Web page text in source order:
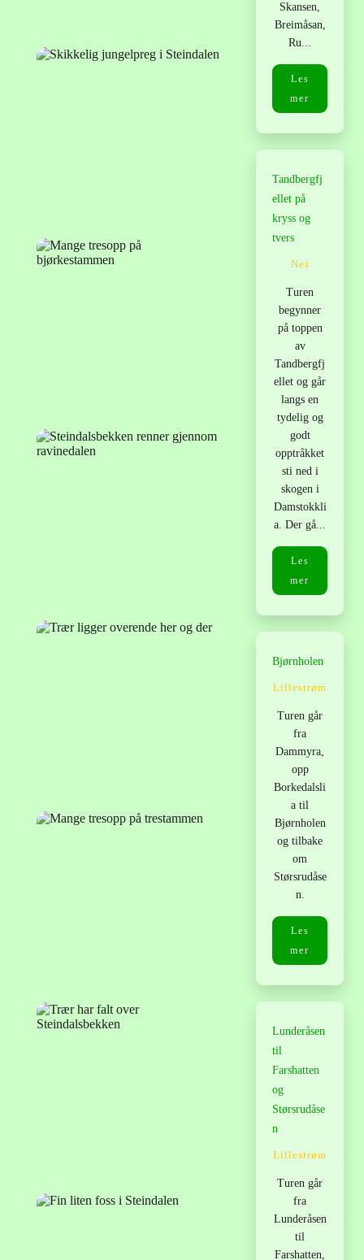
Skansen,
Breimåsan,
Ru...
Les
mer
Tandbergfj
ellet på
kryss og
tvers
Nes
Turen
begynner
på toppen
av
Tandbergfj
ellet og går
langs en
tydelig og
godt
opptråkket
sti ned i
skogen i
Damstokkli
a. Der gå...
Les
mer
Bjørnholen
Lillestrøm
Turen går
fra
Dammyra,
opp
Borkedalsli
a til
Bjørnholen
og tilbake
om
Størsrudåse
n.
Les
mer
Lunderåsen
til
Farshatten
og
Størsrudåse
n
Lillestrøm
Turen går
fra
Lunderåsen
til
Farshatten,